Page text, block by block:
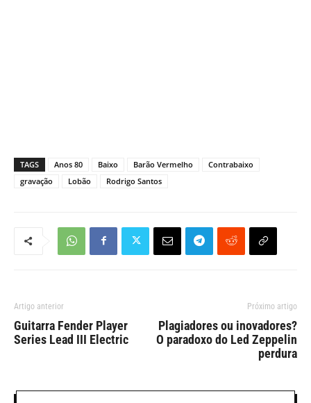
TAGS Anos 80 Baixo Barão Vermelho
Contrabaixo
gravação
Lobão Rodrigo Santos
Artigo anterior
Guitarra Fender Player
Series Lead III Electric
Próximo artigo
Plagiadores ou inovadores?
O paradoxo do Led Zeppelin
perdura